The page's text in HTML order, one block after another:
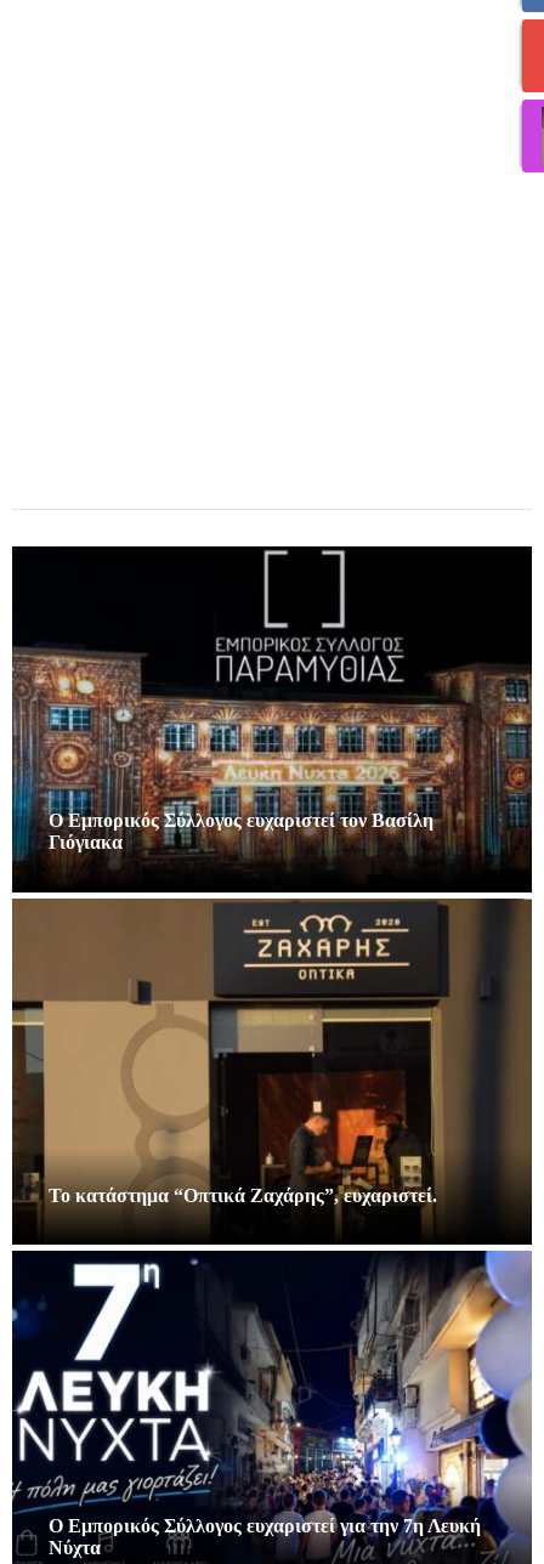
Ο Εμπορικός Σύλλογος ευχαριστεί τον Βασίλη
Γιόγιακα
Το κατάστημα “Οπτικά Ζαχάρης”, ευχαριστεί.
Ο Εμπορικός Σύλλογος ευχαριστεί για την 7η Λευκή
Νύχτα